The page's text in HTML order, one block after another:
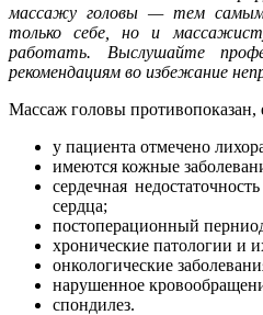
массажу головы — тем
только себе, но и
работать. Выслушайте
рекомендациям во избежание
Массаж головы противопоказан,
у пациента отмечено
имеются кожные
сердечная
сердца;
постоперационный
хронические патологии и
онкологические
нарушенное
спондилез.